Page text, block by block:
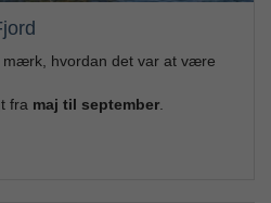
mærk, hvordan det var at være
fra maj til september